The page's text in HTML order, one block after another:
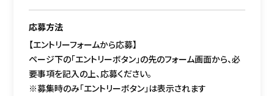
応募方法
【エントリーフォームから応募】
ページ下の「エントリーボタン」の先のフォーム画面から、必
要事項を記入の上、応募ください。
※募集時のみ「エントリーボタン」は表示されます